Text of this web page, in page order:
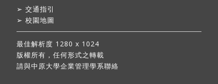
➢ 交通指引
➢ 校園地圖
最佳解析度 1280 x 1024
版權所有，任何形式之轉載
請與中原大學企業管理學系聯絡